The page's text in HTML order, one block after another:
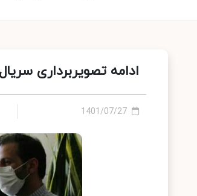
ادامه تصویربرداری
1401/07/27